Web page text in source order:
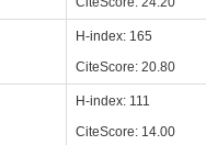
H-index: 165
CiteScore: 20.80
H-index: 111
CiteScore: 14.00